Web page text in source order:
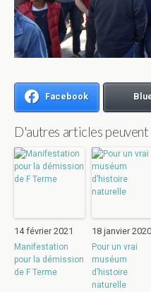
Facebook
D'autres articles
14 février 2021
Manifestation
pour la démission
de F Terme
18 janvier 2020
Pour un vrai
muséum
d’histoire
naturelle